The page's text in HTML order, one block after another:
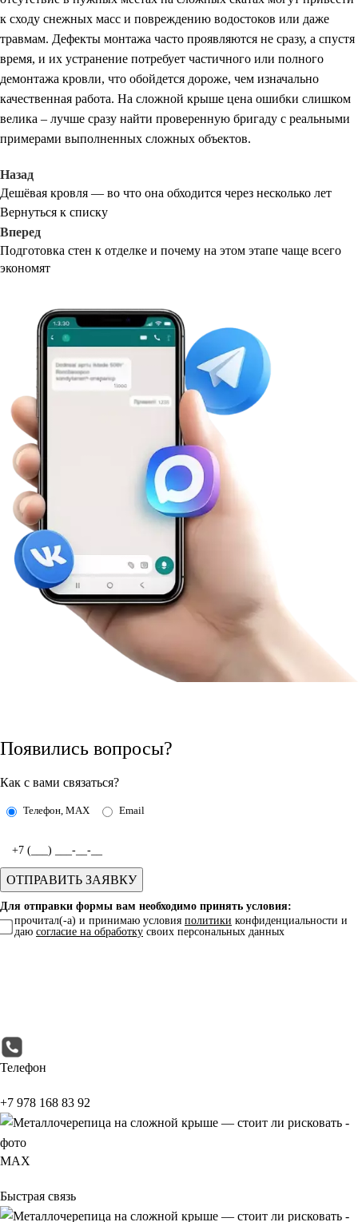
к сходу снежных масс и повреждению водостоков или даже
травмам. Дефекты монтажа часто проявляются не сразу, а спустя
время, и их устранение потребует частичного или полного
демонтажа кровли, что обойдется дороже, чем изначально
качественная работа. На сложной крыше цена ошибки слишком
велика – лучше сразу найти проверенную бригаду с реальными
примерами выполненных сложных объектов.
Назад
Дешёвая кровля — во что она обходится через несколько лет
Вернуться к списку
Вперед
Подготовка стен к отделке и почему на этом этапе чаще всего
экономят
Появились вопросы?
Как с вами связаться?
Телефон, MAX Email
Для отправки формы вам необходимо принять условия:
прочитал(-а) и принимаю условия политики конфиденциальности и
даю согласие на обработку своих персональных данных
Телефон
+7 978 168 83 92
МАХ
Быстрая связь